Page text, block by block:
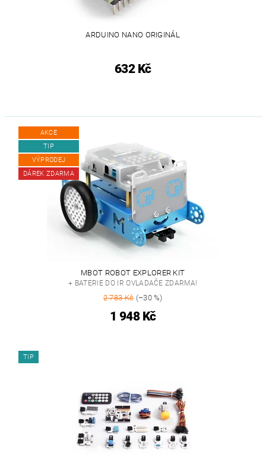
ARDUINO NANO ORIGINÁL
632 Kč
AKCE
TIP
VÝPRODEJ
DÁREK ZDARMA
MBOT ROBOT EXPLORER KIT
+ BATERIE DO IR OVLADAČE ZDARMA!
2 783 Kč(–30 %)
1 948 Kč
TIP